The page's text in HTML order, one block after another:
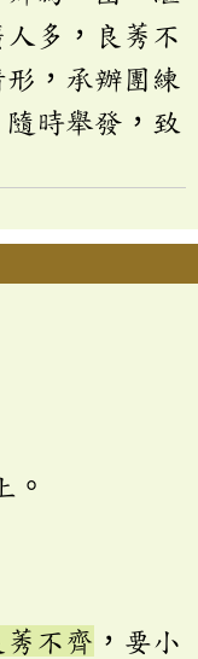
多，良莠不
，承辦團練
時舉發，致
。
莠不齊 ，要小